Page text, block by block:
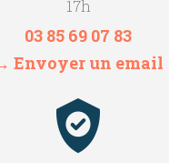
17h
03 85 69 07 83
Envoyer un email